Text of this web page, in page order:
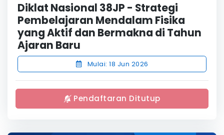
Diklat Nasional 38JP - Strategi
Pembelajaran Mendalam Fisika
yang Aktif dan Bermakna di Tahun
Ajaran Baru
Mulai: 18 Jun 2026
Pendaftaran Ditutup